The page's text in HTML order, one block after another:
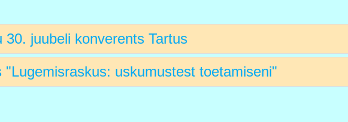
30. juubeli konverents Tartus
"Lugemisraskus: uskumustest toetamiseni"